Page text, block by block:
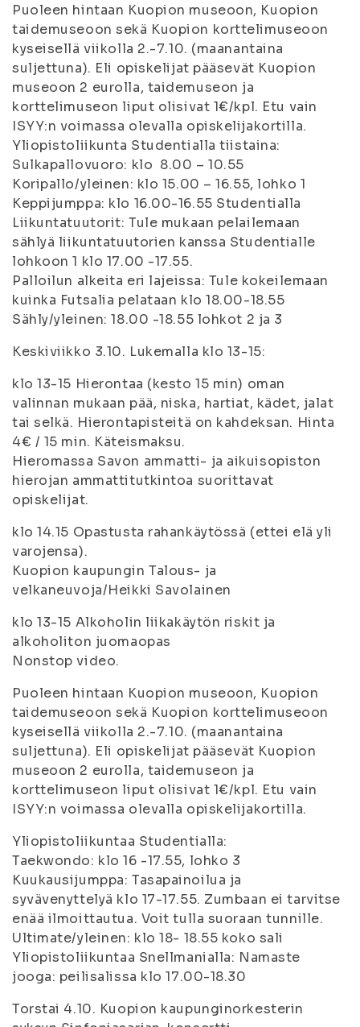
Puoleen hintaan Kuopion museoon, Kuopion
taidemuseoon sekä Kuopion korttelimuseoon
kyseisellä viikolla 2.-7.10. (maanantaina
suljettuna). Eli opiskelijat pääsevät Kuopion
museoon 2 eurolla, taidemuseon ja
korttelimuseon liput olisivat 1€/kpl. Etu vain
ISYY:n voimassa olevalla opiskelijakortilla.
Yliopistoliikunta Studentialla tiistaina:
Sulkapallovuoro: klo 8.00 – 10.55
Koripallo/yleinen: klo 15.00 – 16.55, lohko 1
Keppijumppa: klo 16.00-16.55 Studentialla
Liikuntatuutorit: Tule mukaan pelailemaan
sählyä liikuntatuutorien kanssa Studentialle
lohkoon 1 klo 17.00 -17.55.
Palloilun alkeita eri lajeissa: Tule kokeilemaan
kuinka Futsalia pelataan klo 18.00-18.55
Sähly/yleinen: 18.00 -18.55 lohkot 2 ja 3
Keskiviikko 3.10. Lukemalla klo 13-15:
klo 13-15 Hierontaa (kesto 15 min) oman
valinnan mukaan pää, niska, hartiat, kädet, jalat
tai selkä. Hierontapisteitä on kahdeksan. Hinta
4€ / 15 min. Käteismaksu.
Hieromassa Savon ammatti- ja aikuisopiston
hierojan ammattitutkintoa suorittavat
opiskelijat.
klo 14.15 Opastusta rahankäytössä (ettei elä yli
varojensa).
Kuopion kaupungin Talous- ja
velkaneuvoja/Heikki Savolainen
klo 13-15 Alkoholin liikakäytön riskit ja
alkoholiton juomaopas
Nonstop video.
Puoleen hintaan Kuopion museoon, Kuopion
taidemuseoon sekä Kuopion korttelimuseoon
kyseisellä viikolla 2.-7.10. (maanantaina
suljettuna). Eli opiskelijat pääsevät Kuopion
museoon 2 eurolla, taidemuseon ja
korttelimuseon liput olisivat 1€/kpl. Etu vain
ISYY:n voimassa olevalla opiskelijakortilla.
Yliopistoliikuntaa Studentialla:
Taekwondo: klo 16 -17.55, lohko 3
Kuukausijumppa: Tasapainoilua ja
syvävenyttelyä klo 17-17.55. Zumbaan ei tarvitse
enää ilmoittautua. Voit tulla suoraan tunnille.
Ultimate/yleinen: klo 18- 18.55 koko sali
Yliopistoliikuntaa Snellmanialla: Namaste
jooga: peilisalissa klo 17.00-18.30
Torstai 4.10. Kuopion kaupunginorkesterin